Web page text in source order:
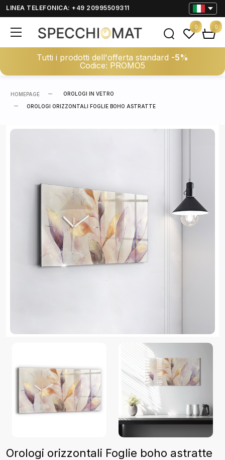
LINEA TELEFONICA: +49 20995509311
Tutti i prodotti dell'offerta standard -5%
Codice: PROMO5
0 0
HOMEPAGE OROLOGI IN VETRO
OROLOGI ORIZZONTALI FOGLIE BOHO ASTRATTE
Orologi orizzontali Foglie boho astratte